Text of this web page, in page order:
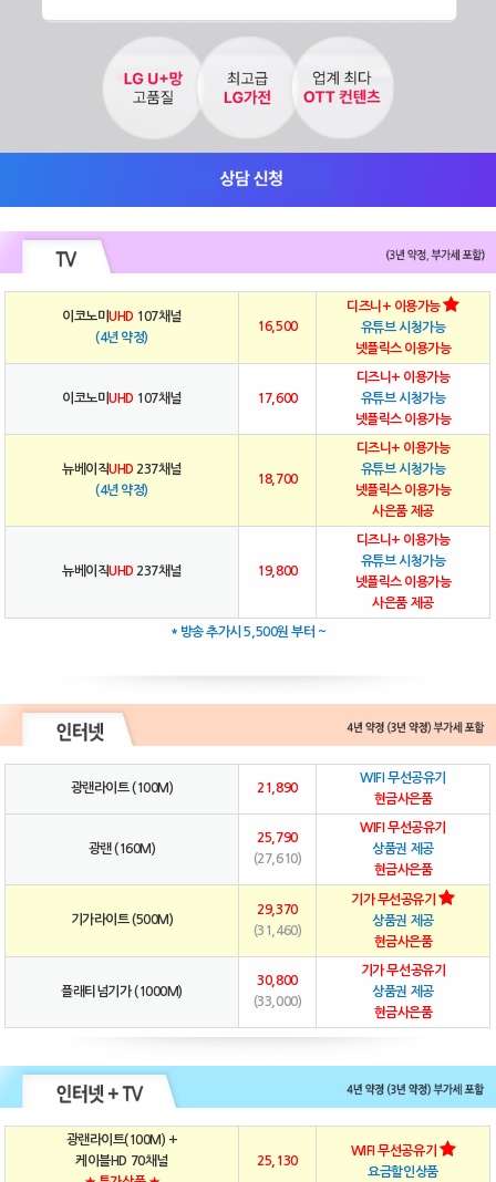
이코노미UHD 107채널
(4년 약정)
16,500
디즈니+ 이용가능
유튜브 시청가능
넷플릭스 이용가능
이코노미UHD 107채널 17,600
디즈니+ 이용가능
유튜브 시청가능
넷플릭스 이용가능
뉴베이직UHD 237채널
(4년 약정)
18,700
디즈니+ 이용가능
유튜브 시청가능
넷플릭스 이용가능
사은품 제공
뉴베이직UHD 237채널 19,800
디즈니+ 이용가능
유튜브 시청가능
넷플릭스 이용가능
사은품 제공
* 방송 추가시 5,500원 부터 ~
광랜라이트 (100M) 21,890
WIFI 무선공유기
현금사은품
광랜 (160M)
25,790
(27,610)
WIFI 무선공유기
상품권 제공
현금사은품
기가라이트 (500M)
29,370
(31,460)
기가 무선공유기
상품권 제공
현금사은품
플래티넘기가 (1000M)
30,800
(33,000)
기가 무선공유기
상품권 제공
현금사은품
광랜라이트(100M) +
케이블HD 70채널
25,130
WIFI 무선공유기
요금할인상품